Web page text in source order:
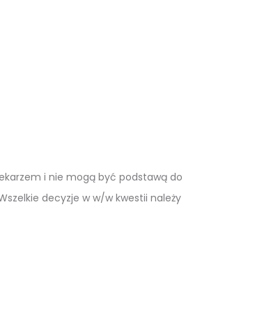
i nie mogą być podstawą do
decyzje w w/w kwestii należy